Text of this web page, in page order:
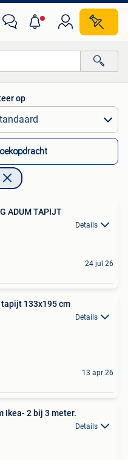
op
ADUM TAPIJT
Details
24 jul 26
tapijt 133x195 cm
Details
13 apr 26
Ikea- 2 bij 3 meter.
Details